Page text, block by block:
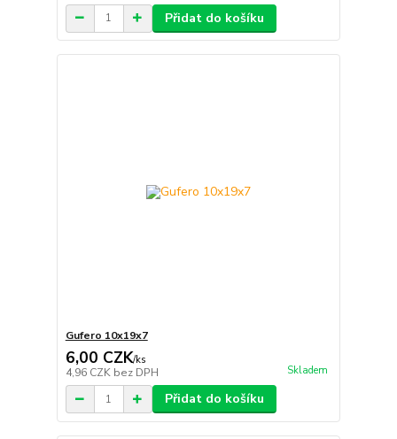
Přidat do košíku
Gufero 10x19x7
6,00 CZK/ks
4,96 CZK bez DPH Skladem
Přidat do košíku